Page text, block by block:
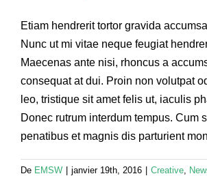
Etiam hendrerit tortor gravida
Nunc ut mi vitae neque feugiat
Maecenas ante nisi, rhoncus a
consequat at dui. Proin non volutpat
leo, tristique sit amet felis ut, iaculis
Donec rutrum interdum tempus. Cum
penatibus et magnis dis parturient
De EMSW | janvier 19th, 2016 | Creative